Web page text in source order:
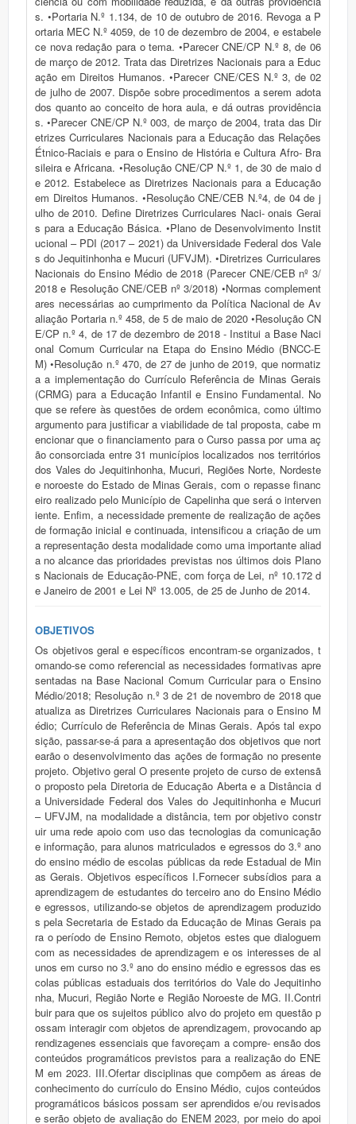
s. •Portaria N.º 1.134, de 10 de outubro de 2016. Revoga a P
ortaria MEC N.º 4059, de 10 de dezembro de 2004, e estabele
ce nova redação para o tema. •Parecer CNE/CP N.º 8, de 06
de março de 2012. Trata das Diretrizes Nacionais para a Educ
ação em Direitos Humanos. •Parecer CNE/CES N.º 3, de 02
de julho de 2007. Dispõe sobre procedimentos a serem adota
dos quanto ao conceito de hora aula, e dá outras providência
s. •Parecer CNE/CP N.º 003, de março de 2004, trata das Dir
etrizes Curriculares Nacionais para a Educação das Relações
Étnico-Raciais e para o Ensino de História e Cultura Afro- Bra
sileira e Africana. •Resolução CNE/CP N.º 1, de 30 de maio d
e 2012. Estabelece as Diretrizes Nacionais para a Educação
em Direitos Humanos. •Resolução CNE/CEB N.º4, de 04 de j
ulho de 2010. Define Diretrizes Curriculares Naci- onais Gerai
s para a Educação Básica. •Plano de Desenvolvimento Instit
ucional – PDI (2017 – 2021) da Universidade Federal dos Vale
s do Jequitinhonha e Mucuri (UFVJM). •Diretrizes Curriculares
Nacionais do Ensino Médio de 2018 (Parecer CNE/CEB nº 3/
2018 e Resolução CNE/CEB nº 3/2018) •Normas complement
ares necessárias ao cumprimento da Política Nacional de Av
aliação Portaria n.º 458, de 5 de maio de 2020 •Resolução CN
E/CP n.º 4, de 17 de dezembro de 2018 - Institui a Base Naci
onal Comum Curricular na Etapa do Ensino Médio (BNCC-E
M) •Resolução n.º 470, de 27 de junho de 2019, que normatiz
a a implementação do Currículo Referência de Minas Gerais
(CRMG) para a Educação Infantil e Ensino Fundamental. No
que se refere às questões de ordem econômica, como último
argumento para justificar a viabilidade de tal proposta, cabe m
encionar que o financiamento para o Curso passa por uma aç
ão consorciada entre 31 municípios localizados nos territórios
dos Vales do Jequitinhonha, Mucuri, Regiões Norte, Nordeste
e noroeste do Estado de Minas Gerais, com o repasse financ
eiro realizado pelo Município de Capelinha que será o interven
iente. Enfim, a necessidade premente de realização de ações
de formação inicial e continuada, intensificou a criação de um
a representação desta modalidade como uma importante aliad
a no alcance das prioridades previstas nos últimos dois Plano
s Nacionais de Educação-PNE, com força de Lei, nº 10.172 d
e Janeiro de 2001 e Lei Nº 13.005, de 25 de Junho de 2014.
OBJETIVOS
Os objetivos geral e específicos encontram-se organizados, t
omando-se como referencial as necessidades formativas apre
sentadas na Base Nacional Comum Curricular para o Ensino
Médio/2018; Resolução n.º 3 de 21 de novembro de 2018 que
atualiza as Diretrizes Curriculares Nacionais para o Ensino M
édio; Currículo de Referência de Minas Gerais. Após tal expo
sição, passar-se-á para a apresentação dos objetivos que nort
earão o desenvolvimento das ações de formação no presente
projeto. Objetivo geral O presente projeto de curso de extensã
o proposto pela Diretoria de Educação Aberta e a Distância d
a Universidade Federal dos Vales do Jequitinhonha e Mucuri
– UFVJM, na modalidade a distância, tem por objetivo constr
uir uma rede apoio com uso das tecnologias da comunicação
e informação, para alunos matriculados e egressos do 3.º ano
do ensino médio de escolas públicas da rede Estadual de Min
as Gerais. Objetivos específicos I.Fornecer subsídios para a
aprendizagem de estudantes do terceiro ano do Ensino Médio
e egressos, utilizando-se objetos de aprendizagem produzido
s pela Secretaria de Estado da Educação de Minas Gerais pa
ra o período de Ensino Remoto, objetos estes que dialoguem
com as necessidades de aprendizagem e os interesses de al
unos em curso no 3.º ano do ensino médio e egressos das es
colas públicas estaduais dos territórios do Vale do Jequitinho
nha, Mucuri, Região Norte e Região Noroeste de MG. II.Contri
buir para que os sujeitos público alvo do projeto em questão p
ossam interagir com objetos de aprendizagem, provocando ap
rendizagenes essenciais que favoreçam a compre- ensão dos
conteúdos programáticos previstos para a realização do ENE
M em 2023. III.Ofertar disciplinas que compõem as áreas de
conhecimento do currículo do Ensino Médio, cujos conteúdos
programáticos básicos possam ser aprendidos e/ou revisados
e serão objeto de avaliação do ENEM 2023, por meio do apoi